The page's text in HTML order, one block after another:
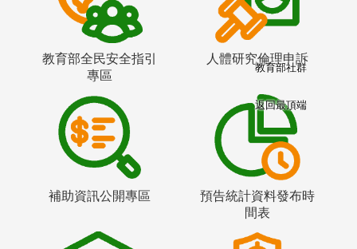
教育部全民安全指引
專區
人體研究倫理申訴
補助資訊公開專區
預告統計資料發布時
間表
教育部社群
返回最頂端